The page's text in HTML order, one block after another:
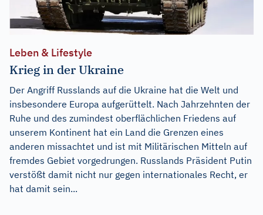
Leben & Lifestyle
Krieg in der Ukraine
Der Angriff Russlands auf die Ukraine hat die Welt und
insbesondere Europa aufgerüttelt. Nach Jahrzehnten der
Ruhe und des zumindest oberflächlichen Friedens auf
unserem Kontinent hat ein Land die Grenzen eines
anderen missachtet und ist mit Militärischen Mitteln auf
fremdes Gebiet vorgedrungen. Russlands Präsident Putin
verstößt damit nicht nur gegen internationales Recht, er
hat damit sein...